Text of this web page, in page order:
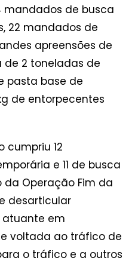
mandados de busca
22 mandados de
apreensões de
de 2 toneladas de
pasta base de
de entorpecentes
cumpriu 12
e 11 de busca
Operação Fim da
desarticular
atuante em
voltada ao tráfico de
o tráfico e a outros